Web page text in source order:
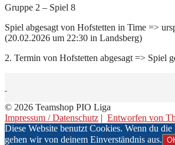
Gruppe 2 – Spiel 8
Spiel abgesagt von Hofstetten in Time =>
(20.02.2026 um 22:30 in Landsberg)
2. Termin von Hofstetten abgesagt => Spiel
© 2026 Teamshop PIO Liga
Impressum / Datenschutz | Entworfen von
Diese Website benutzt Cookies. Wenn du
gehen wir von deinem Einverständnis aus.